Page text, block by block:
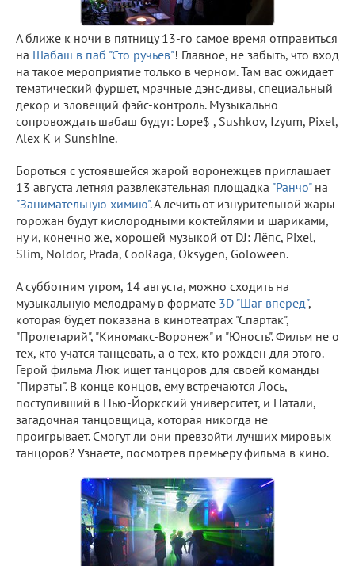
А ближе к ночи в пятницу 13-го самое время отправиться
на Шабаш в паб "Сто ручьев"! Главное, не забыть, что вход
на такое мероприятие только в черном. Там вас ожидает
тематический фуршет, мрачные дэнс-дивы, специальный
декор и зловещий фэйс-контроль. Музыкально
сопровождать шабаш будут: Lope$ , Sushkov, Izyum, Pixel,
Alex K и Sunshine.
Бороться с устоявшейся жарой воронежцев приглашает
13 августа летняя развлекательная площадка "Ранчо" на
"Занимательную химию". А лечить от изнурительной жары
горожан будут кислородными коктейлями и шариками,
ну и, конечно же, хорошей музыкой от DJ: Лёпс, Pixel,
Slim, Noldor, Prada, CooRaga, Oksygen, Goloween.
А субботним утром, 14 августа, можно сходить на
музыкальную мелодраму в формате 3D "Шаг вперед",
которая будет показана в кинотеатрах "Спартак",
"Пролетарий", "Киномакс-Воронеж" и "Юность". Фильм не о
тех, кто учатся танцевать, а о тех, кто рожден для этого.
Герой фильма Люк ищет танцоров для своей команды
"Пираты". В конце концов, ему встречаются Лось,
поступивший в Нью-Йоркский университет, и Натали,
загадочная танцовщица, которая никогда не
проигрывает. Смогут ли они превзойти лучших мировых
танцоров? Узнаете, посмотрев премьеру фильма в кино.